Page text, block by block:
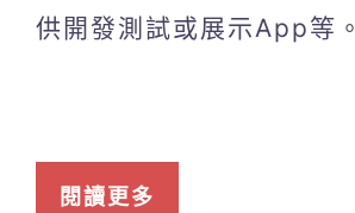
供開發測試或展示App等。
閱讀更多